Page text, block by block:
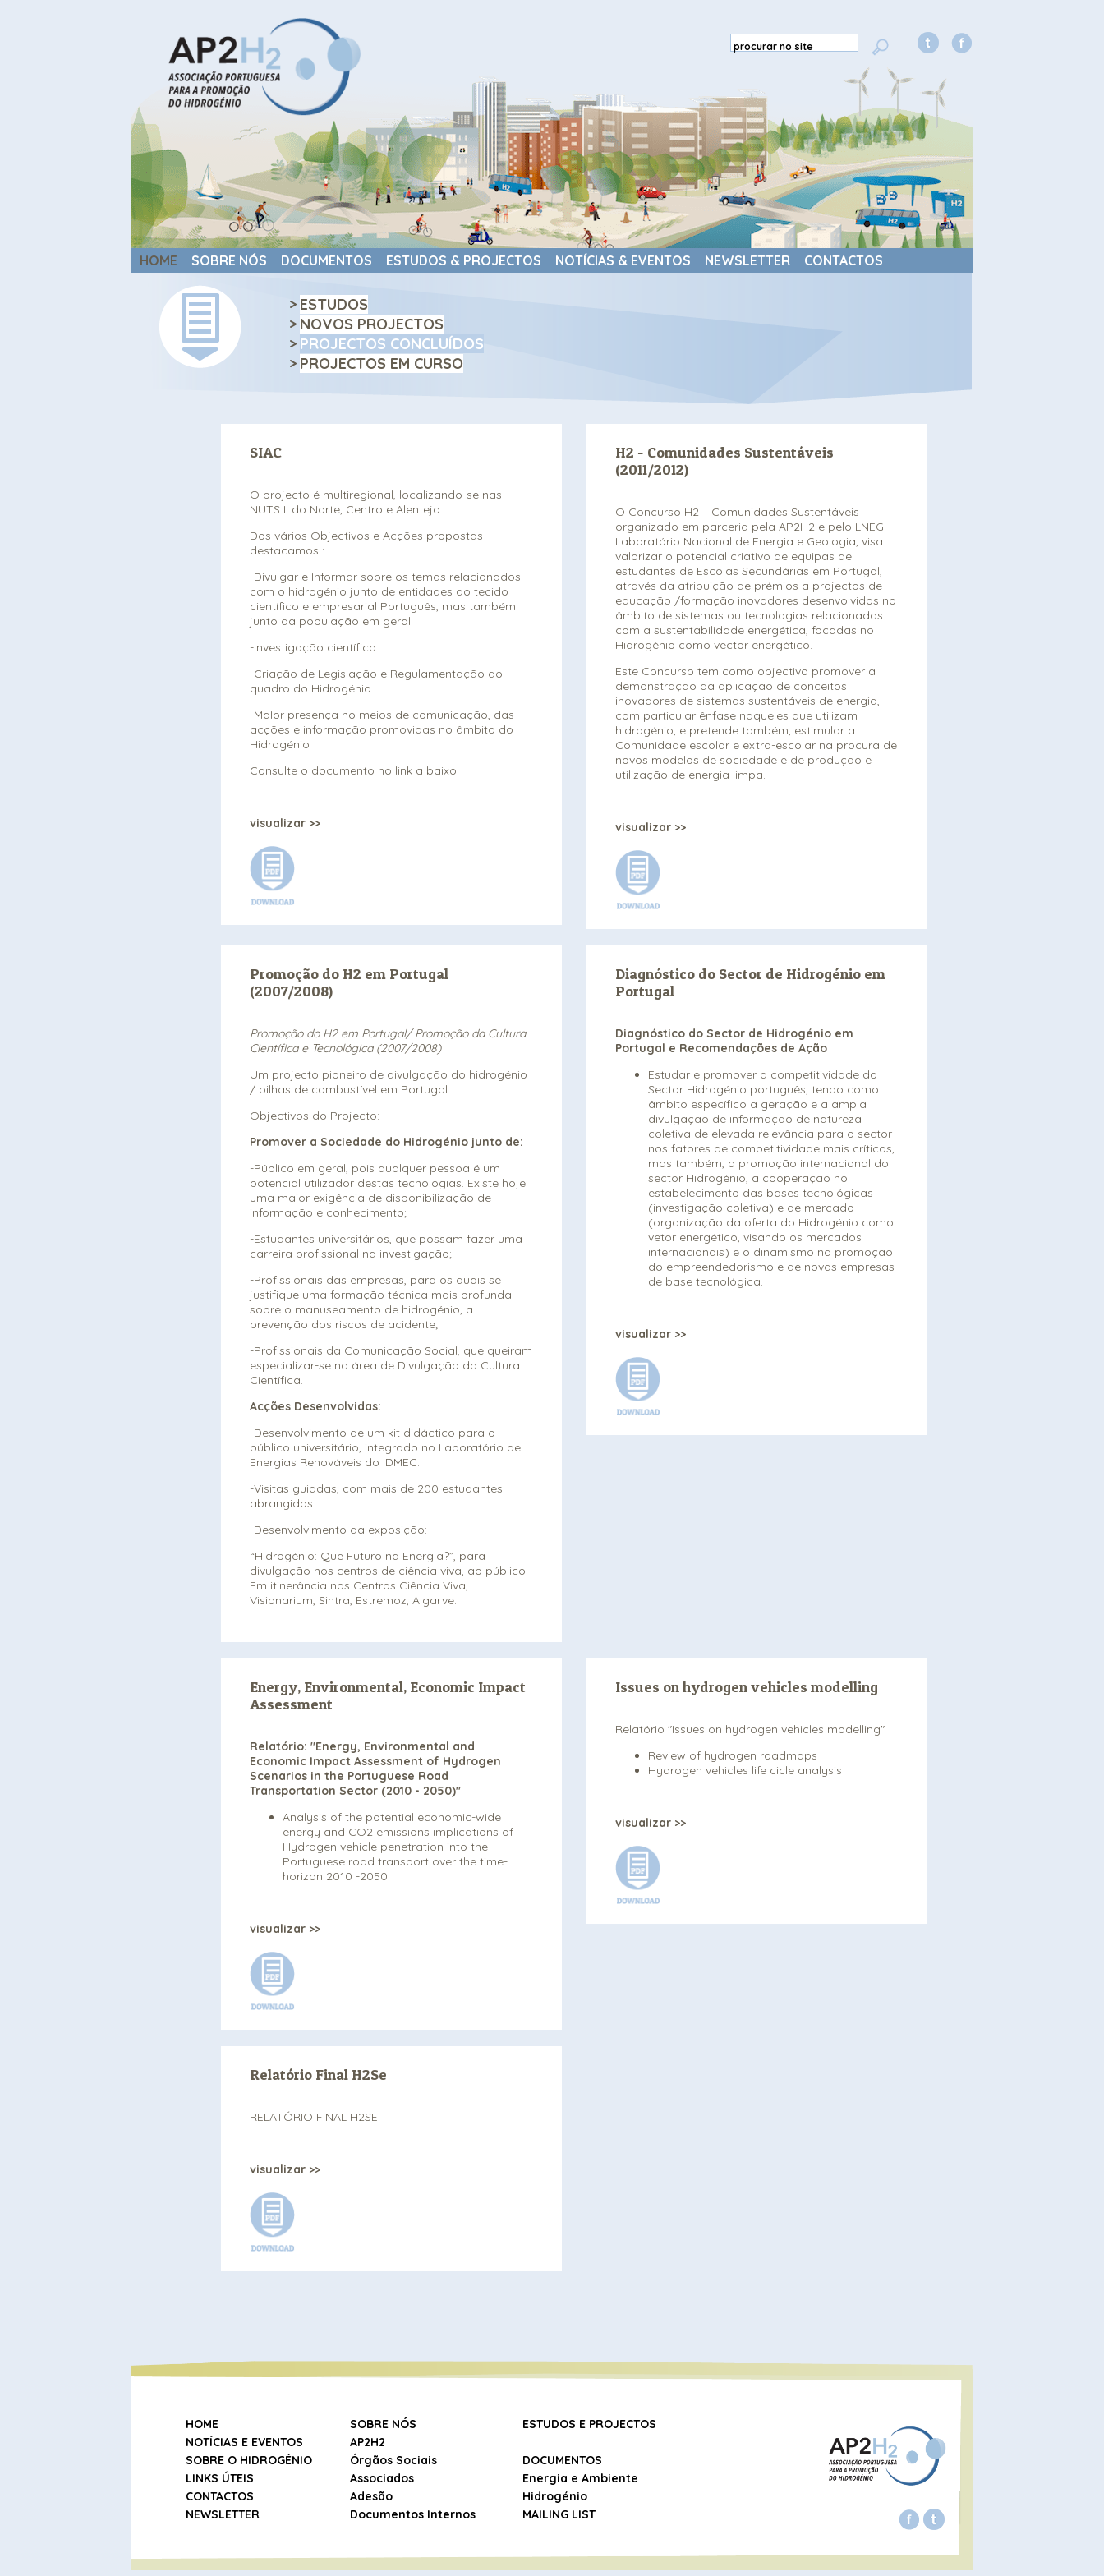
HOME SOBRE NÓS DOCUMENTOS ESTUDOS & PROJECTOS NOTÍCIAS & EVENTOS NEWSLETTER CONTACTOS
> ESTUDOS
> NOVOS PROJECTOS
> PROJECTOS CONCLUÍDOS
> PROJECTOS EM CURSO
SIAC
O projecto é multiregional, localizando-se nas
NUTS II do Norte, Centro e Alentejo.
Dos vários Objectivos e Acções propostas
destacamos :
-Divulgar e Informar sobre os temas relacionados
com o hidrogénio junto de entidades do tecido
científico e empresarial Português, mas também
junto da população em geral.
-Investigação científica
-Criação de Legislação e Regulamentação do
quadro do Hidrogénio
-MaIor presença no meios de comunicação, das
acções e informação promovidas no âmbito do
Hidrogénio
Consulte o documento no link a baixo.
visualizar >>
H2 - Comunidades Sustentáveis
(2011/2012)
O Concurso H2 – Comunidades Sustentáveis
organizado em parceria pela AP2H2 e pelo LNEG-
Laboratório Nacional de Energia e Geologia, visa
valorizar o potencial criativo de equipas de
estudantes de Escolas Secundárias em Portugal,
através da atribuição de prémios a projectos de
educação /formação inovadores desenvolvidos no
âmbito de sistemas ou tecnologias relacionadas
com a sustentabilidade energética, focadas no
Hidrogénio como vector energético.
Este Concurso tem como objectivo promover a
demonstração da aplicação de conceitos
inovadores de sistemas sustentáveis de energia,
com particular ênfase naqueles que utilizam
hidrogénio, e pretende também, estimular a
Comunidade escolar e extra-escolar na procura de
novos modelos de sociedade e de produção e
utilização de energia limpa.
visualizar >>
Promoção do H2 em Portugal
(2007/2008)
Promoção do H2 em Portugal/ Promoção da Cultura
Científica e Tecnológica (2007/2008)
Um projecto pioneiro de divulgação do hidrogénio
/ pilhas de combustível em Portugal.
Objectivos do Projecto:
Promover a Sociedade do Hidrogénio junto de:
-Público em geral, pois qualquer pessoa é um
potencial utilizador destas tecnologias. Existe hoje
uma maior exigência de disponibilização de
informação e conhecimento;
-Estudantes universitários, que possam fazer uma
carreira profissional na investigação;
-Profissionais das empresas, para os quais se
justifique uma formação técnica mais profunda
sobre o manuseamento de hidrogénio, a
prevenção dos riscos de acidente;
-Profissionais da Comunicação Social, que queiram
especializar-se na área de Divulgação da Cultura
Científica.
Acções Desenvolvidas:
-Desenvolvimento de um kit didáctico para o
público universitário, integrado no Laboratório de
Energias Renováveis do IDMEC.
-Visitas guiadas, com mais de 200 estudantes
abrangidos
-Desenvolvimento da exposição:
“Hidrogénio: Que Futuro na Energia?”, para
divulgação nos centros de ciência viva, ao público.
Em itinerância nos Centros Ciência Viva,
Visionarium, Sintra, Estremoz, Algarve.
Diagnóstico do Sector de Hidrogénio em
Portugal
Diagnóstico do Sector de Hidrogénio em
Portugal e Recomendações de Ação
Estudar e promover a competitividade do
Sector Hidrogénio português, tendo como
âmbito específico a geração e a ampla
divulgação de informação de natureza
coletiva de elevada relevância para o sector
nos fatores de competitividade mais críticos,
mas também, a promoção internacional do
sector Hidrogénio, a cooperação no
estabelecimento das bases tecnológicas
(investigação coletiva) e de mercado
(organização da oferta do Hidrogénio como
vetor energético, visando os mercados
internacionais) e o dinamismo na promoção
do empreendedorismo e de novas empresas
de base tecnológica.
visualizar >>
Energy, Environmental, Economic Impact
Assessment
Relatório: "Energy, Environmental and
Economic Impact Assessment of Hydrogen
Scenarios in the Portuguese Road
Transportation Sector (2010 - 2050)"
Analysis of the potential economic-wide
energy and CO2 emissions implications of
Hydrogen vehicle penetration into the
Portuguese road transport over the time-
horizon 2010 -2050.
visualizar >>
Issues on hydrogen vehicles modelling
Relatório "Issues on hydrogen vehicles modelling"
Review of hydrogen roadmaps
Hydrogen vehicles life cicle analysis
visualizar >>
Relatório Final H2Se
RELATÓRIO FINAL H2SE
visualizar >>
HOME SOBRE NÓS
ESTUDOS E PROJECTOS
NOTÍCIAS E EVENTOS
AP2H2
SOBRE O HIDROGÉNIO
Órgãos Sociais
DOCUMENTOS
LINKS ÚTEIS
Associados
Energia e Ambiente
CONTACTOS
Adesão
Hidrogénio
NEWSLETTER
Documentos Internos MAILING LIST